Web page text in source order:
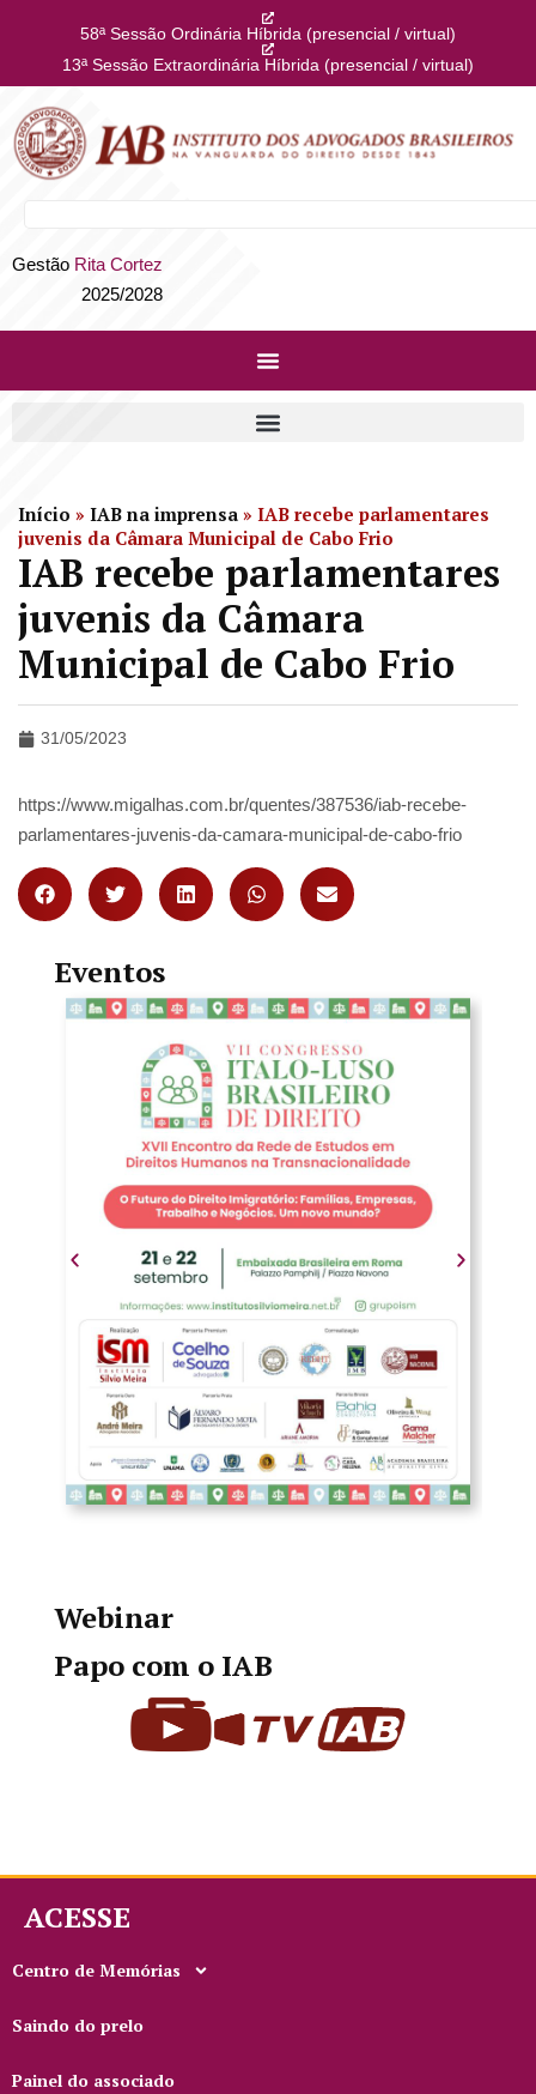
58ª Sessão Ordinária Híbrida (presencial / virtual)
13ª Sessão Extraordinária Híbrida (presencial / virtual)
Gestão Rita Cortez
2025/2028
Início » IAB na imprensa » IAB recebe parlamentares
juvenis da Câmara Municipal de Cabo Frio
IAB recebe parlamentares
juvenis da Câmara
Municipal de Cabo Frio
31/05/2023
https://www.migalhas.com.br/quentes/387536/iab-recebe-
parlamentares-juvenis-da-camara-municipal-de-cabo-frio
Eventos
Webinar
Papo com o IAB
ACESSE
Centro de Memórias
Saindo do prelo
Painel do associado